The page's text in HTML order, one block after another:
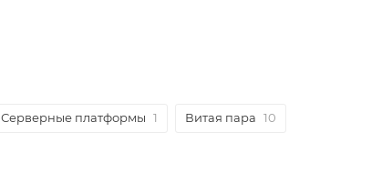
Серверные платформы 1 Витая пара 10